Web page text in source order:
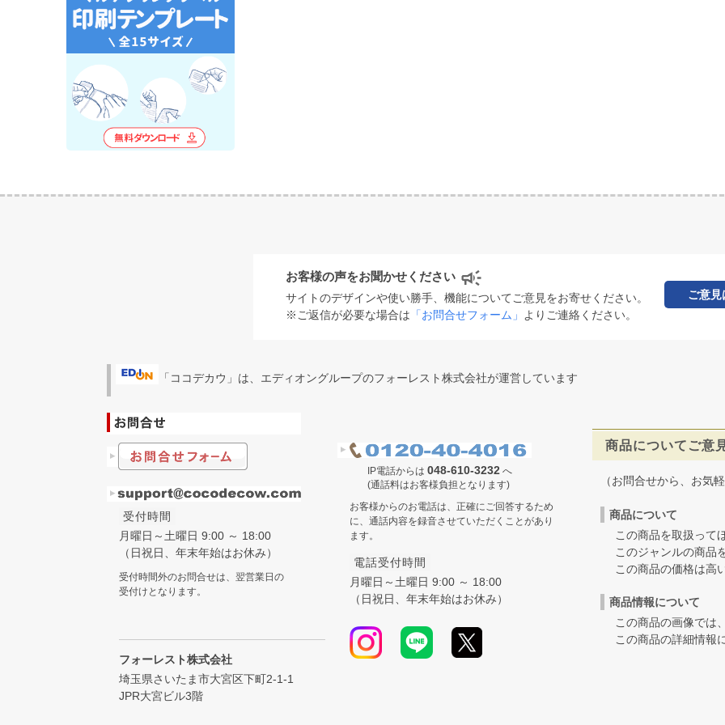
お客様の声をお聞かせください
サイトのデザインや使い勝手、機能についてご意見をお寄せください。
※ご返信が必要な場合は 「お問合せフォーム」 よりご連絡ください。
ご意見
「ココデカウ」は、エディオングループのフォーレスト株式会社が運営しています
受付時間
月曜日～土曜日 9:00 ～ 18:00
（日祝日、年末年始はお休み）
受付時間外のお問合せは、翌営業日の
受付けとなります。
フォーレスト株式会社
埼玉県さいたま市大宮区下町2-1-1
JPR大宮ビル3階
IP電話からは 048-610-3232 へ
(通話料はお客様負担となります)
お客様からのお電話は、正確にご回答するため
に、通話内容を録音させていただくことがあり
ます。
電話受付時間
月曜日～土曜日 9:00 ～ 18:00
（日祝日、年末年始はお休み）
商品についてご意
（お問合せから、お気
商品について
この商品を取扱って
このジャンルの商品
この商品の価格は高
商品情報について
この商品の画像では
この商品の詳細情報